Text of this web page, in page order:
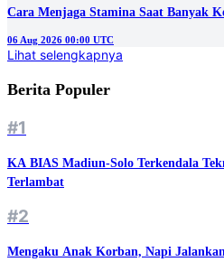
Cara Menjaga Stamina Saat Banyak
06 Aug 2026 00:00 UTC
Lihat selengkapnya
Berita Populer
#1
KA BIAS Madiun-Solo Terkendala
Terlambat
#2
Mengaku Anak Korban, Napi